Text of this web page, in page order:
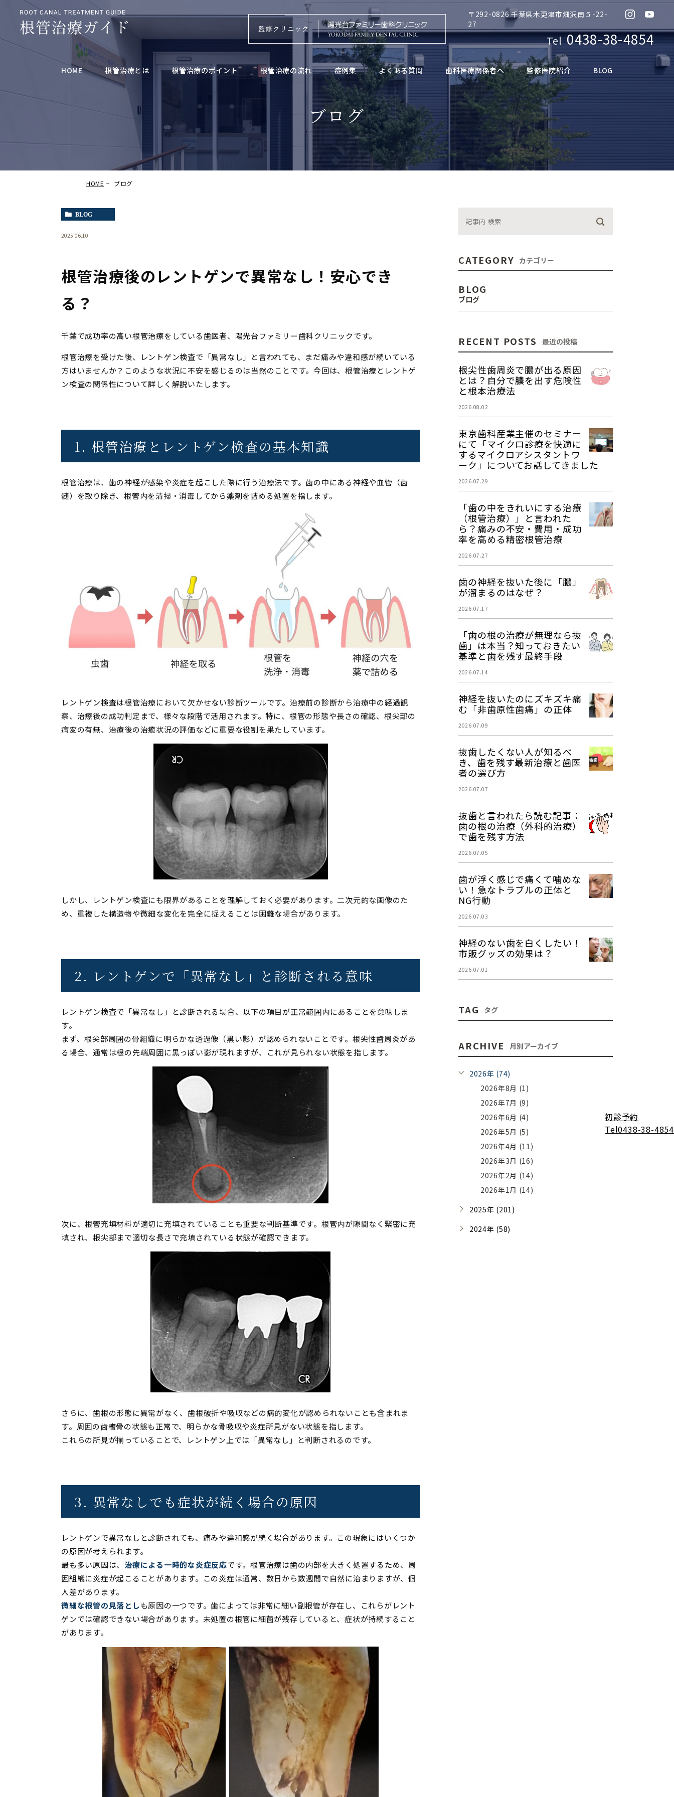
〒292-0826 千葉県木更津市畑沢南５-22-
27
Instagram
Tel 0438-38-4854
HOME 根管治療とは 根管治療のポイント 根管治療の流れ 症例集 よくある質問 歯科医療関係者へ 監修医院紹介 BLOG
ブログ
HOME ブログ
BLOG
2025.06.10
根管治療後のレントゲンで異常なし！安心でき
る？
千葉で成功率の高い根管治療をしている歯医者、陽光台ファミリー歯科クリニックです。
根管治療を受けた後、レントゲン検査で「異常なし」と言われても、まだ痛みや違和感が続いている
方はいませんか？このような状況に不安を感じるのは当然のことです。今回は、根管治療とレントゲ
ン検査の関係性について詳しく解説いたします。
1. 根管治療とレントゲン検査の基本知識
根管治療は、歯の神経が感染や炎症を起こした際に行う治療法です。歯の中にある神経や血管（歯
髄）を取り除き、根管内を清掃・消毒してから薬剤を詰める処置を指します。
レントゲン検査は根管治療において欠かせない診断ツールです。治療前の診断から治療中の経過観
察、治療後の成功判定まで、様々な段階で活用されます。特に、根管の形態や長さの確認、根尖部の
病変の有無、治療後の治癒状況の評価などに重要な役割を果たしています。
しかし、レントゲン検査にも限界があることを理解しておく必要があります。二次元的な画像のた
め、重複した構造物や微細な変化を完全に捉えることは困難な場合があります。
2. レントゲンで「異常なし」と診断される意味
レントゲン検査で「異常なし」と診断される場合、以下の項目が正常範囲内にあることを意味しま
す。
まず、根尖部周囲の骨組織に明らかな透過像（黒い影）が認められないことです。根尖性歯周炎があ
る場合、通常は根の先端周囲に黒っぽい影が現れますが、これが見られない状態を指します。
次に、根管充填材料が適切に充填されていることも重要な判断基準です。根管内が隙間なく緊密に充
填され、根尖部まで適切な長さで充填されている状態が確認できます。
さらに、歯根の形態に異常がなく、歯根破折や吸収などの病的変化が認められないことも含まれま
す。周囲の歯槽骨の状態も正常で、明らかな骨吸収や炎症所見がない状態を指します。
これらの所見が揃っていることで、レントゲン上では「異常なし」と判断されるのです。
3. 異常なしでも症状が続く場合の原因
レントゲンで異常なしと診断されても、痛みや違和感が続く場合があります。この現象にはいくつか
の原因が考えられます。
最も多い原因は、 治療による一時的な炎症反応です。根管治療は歯の内部を大きく処置するため、周
囲組織に炎症が起こることがあります。この炎症は通常、数日から数週間で自然に治まりますが、個
人差があります。
微細な根管の見落としも原因の一つです。歯によっては非常に細い副根管が存在し、これらがレント
ゲンでは確認できない場合があります。未処置の根管に細菌が残存していると、症状が持続すること
があります。
CATEGORY カテゴリー
BLOG
ブログ
RECENT POSTS 最近の投稿
根尖性歯周炎で膿が出る原因
とは？自分で膿を出す危険性
と根本治療法
2026.08.02
東京歯科産業主催のセミナー
にて「マイクロ診療を快適に
するマイクロアシスタントワ
ーク」についてお話してきました
2026.07.29
「歯の中をきれいにする治療
（根管治療）」と言われた
ら？痛みの不安・費用・成功
率を高める精密根管治療
2026.07.27
歯の神経を抜いた後に「膿」
が溜まるのはなぜ？
2026.07.17
「歯の根の治療が無理なら抜
歯」は本当？知っておきたい
基準と歯を残す最終手段
2026.07.14
神経を抜いたのにズキズキ痛
む「非歯原性歯痛」の正体
2026.07.09
抜歯したくない人が知るべ
き、歯を残す最新治療と歯医
者の選び方
2026.07.07
抜歯と言われたら読む記事：
歯の根の治療（外科的治療）
で歯を残す方法
2026.07.05
歯が浮く感じで痛くて噛めな
い！急なトラブルの正体と
NG行動
2026.07.03
神経のない歯を白くしたい！
市販グッズの効果は？
2026.07.01
TAG タグ
ARCHIVE 月別アーカイブ
2026年 (74)
2026年8月 (1)
2026年7月 (9)
2026年6月 (4)
2026年5月 (5)
2026年4月 (11)
2026年3月 (16)
2026年2月 (14)
2026年1月 (14)
2025年 (201)
2024年 (58)
初診予約
Tel0438-38-4854